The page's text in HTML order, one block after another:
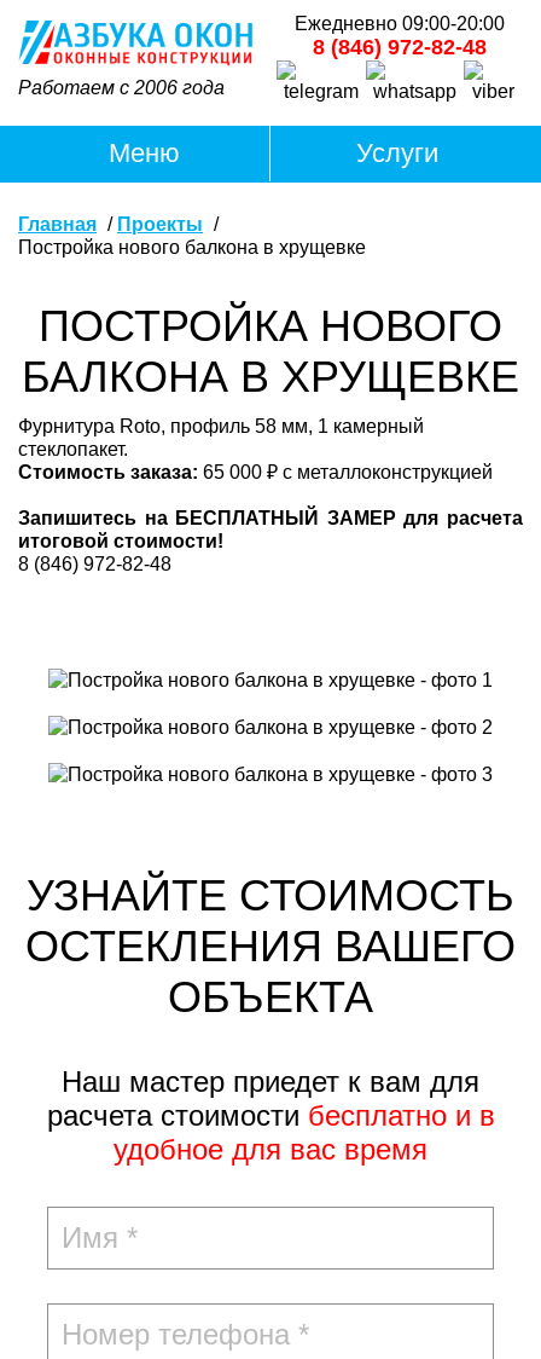
Работаем с 2006 года
Ежедневно 09:00-20:00
8 (846) 972-82-48
Главная
Проекты
Постройка нового балкона в хрущевке
ПОСТРОЙКА НОВОГО
БАЛКОНА В ХРУЩЕВКЕ
Фурнитура Roto, профиль 58 мм, 1 камерный
стеклопакет.
Стоимость заказа: 65 000 ₽ с металлоконструкцией
Запишитесь на БЕСПЛАТНЫЙ ЗАМЕР для расчета
итоговой стоимости!
8 (846) 972-82-48
УЗНАЙТЕ СТОИМОСТЬ
ОСТЕКЛЕНИЯ ВАШЕГО
ОБЪЕКТА
Наш мастер приедет к вам для
расчета стоимости бесплатно и в
удобное для вас время